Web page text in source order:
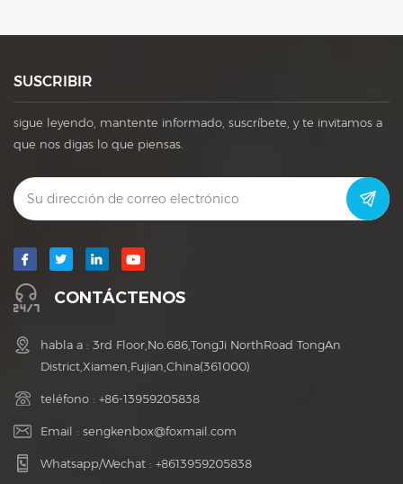
SUSCRIBIR
sigue leyendo, mantente informado, suscríbete, y te invitamos a
que nos digas lo que piensas.
CONTÁCTENOS
habla a : 3rd Floor,No.686,TongJi NorthRoad TongAn
District,Xiamen,Fujian,China(361000)
teléfono : +86-13959205838
Email : sengkenbox@foxmail.com
Whatsapp/Wechat : +8613959205838